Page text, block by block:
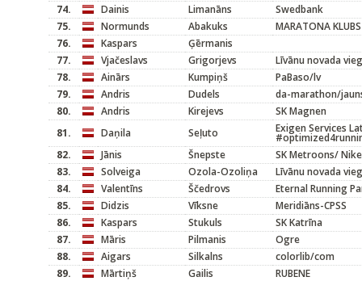
74.
Dainis Limanāns
Swedbank
75.
Normunds Abakuks
MARATONA KLUBS
76.
Kaspars
Ģērmanis
77.
Vjačeslavs Grigorjevs
Līvānu novada
78.
Ainārs Kumpiņš
PaBaso/lv
79.
Andris Dudels
da-marathon/
80.
Andris Kirejevs
SK Magnen
81.
Daņila Seļuto Exigen Services
82.
Jānis Šnepste
SK Metroons/ Nike
83.
Solveiga Ozola-Ozoliņa
Līvānu novada
84.
Valentīns Ščedrovs
Eternal Running
85.
Didzis Vīksne
Meridiāns-CPSS
86.
Kaspars Stukuls
SK Katrīna
87.
Māris Pilmanis
Ogre
88.
Aigars Silkalns
colorlib/com
89.
Mārtiņš Gailis
RUBENE